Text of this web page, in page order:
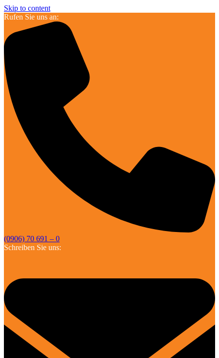
Skip to content
Rufen Sie uns an:
(0906) 70 691 – 0
Schreiben Sie uns: